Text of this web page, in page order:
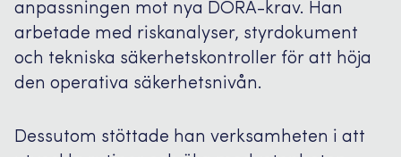
anpassningen mot nya DORA-krav. Han
arbetade med riskanalyser, styrdokument
och tekniska säkerhetskontroller för att höja
den operativa säkerhetsnivån.
Dessutom stöttade han verksamheten i att